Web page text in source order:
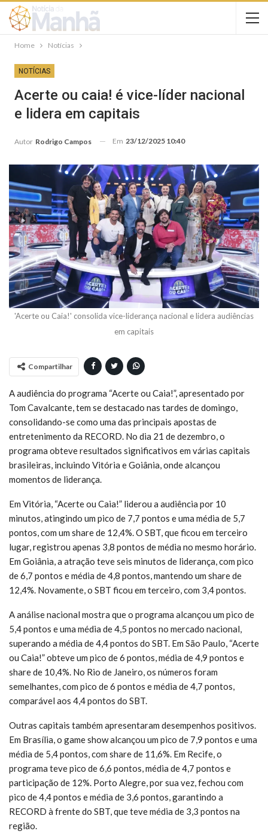
Home Notícias
NOTÍCIAS
Acerte ou caia! é vice-líder nacional
e lidera em capitais
Autor Rodrigo Campos Em 23/12/2025 10:40
'Acerte ou Caia!' consolida vice-liderança nacional e lidera audiências
em capitais
Compartilhar
A audiência do programa “Acerte ou Caia!”, apresentado por
Tom Cavalcante, tem se destacado nas tardes de domingo,
consolidando-se como uma das principais apostas de
entretenimento da RECORD. No dia 21 de dezembro, o
programa obteve resultados significativos em várias capitais
brasileiras, incluindo Vitória e Goiânia, onde alcançou
momentos de liderança.
Em Vitória, “Acerte ou Caia!” liderou a audiência por 10
minutos, atingindo um pico de 7,7 pontos e uma média de 5,7
pontos, com um share de 12,4%. O SBT, que ficou em terceiro
lugar, registrou apenas 3,8 pontos de média no mesmo horário.
Em Goiânia, a atração teve seis minutos de liderança, com pico
de 6,7 pontos e média de 4,8 pontos, mantendo um share de
12,4%. Novamente, o SBT ficou em terceiro, com 3,4 pontos.
A análise nacional mostra que o programa alcançou um pico de
5,4 pontos e uma média de 4,5 pontos no mercado nacional,
superando a média de 4,4 pontos do SBT. Em São Paulo, “Acerte
ou Caia!” obteve um pico de 6 pontos, média de 4,9 pontos e
share de 10,4%. No Rio de Janeiro, os números foram
semelhantes, com pico de 6 pontos e média de 4,7 pontos,
comparável aos 4,4 pontos do SBT.
Outras capitais também apresentaram desempenhos positivos.
Em Brasília, o game show alcançou um pico de 7,9 pontos e uma
média de 5,4 pontos, com share de 11,6%. Em Recife, o
programa teve pico de 6,6 pontos, média de 4,7 pontos e
participação de 12%. Porto Alegre, por sua vez, fechou com
pico de 4,4 pontos e média de 3,6 pontos, garantindo a
RECORD à frente do SBT, que teve média de 3,3 pontos na
região.